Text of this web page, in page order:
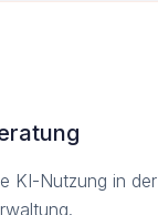
KI-Nutzung in der